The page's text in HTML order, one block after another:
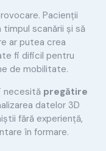
Pacienții
scanării și să
ar putea crea
fi dificil pentru
de mobilitate.
necesită pregătire
datelor 3D
fără experiență,
în formare.